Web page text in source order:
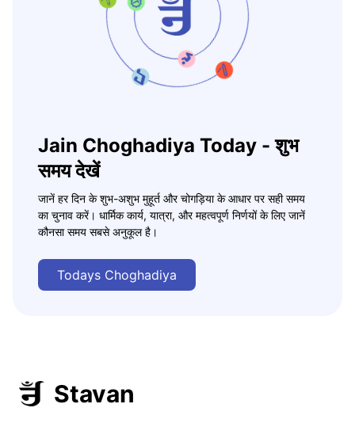
Jain Choghadiya Today - शुभ
समय देखें
जानें हर दिन के शुभ-अशुभ मुहूर्त और चोगड़िया के आधार पर सही समय
का चुनाव करें। धार्मिक कार्य, यात्रा, और महत्वपूर्ण निर्णयों के लिए जानें
कौनसा समय सबसे अनुकूल है।
Todays Choghadiya
Stavan